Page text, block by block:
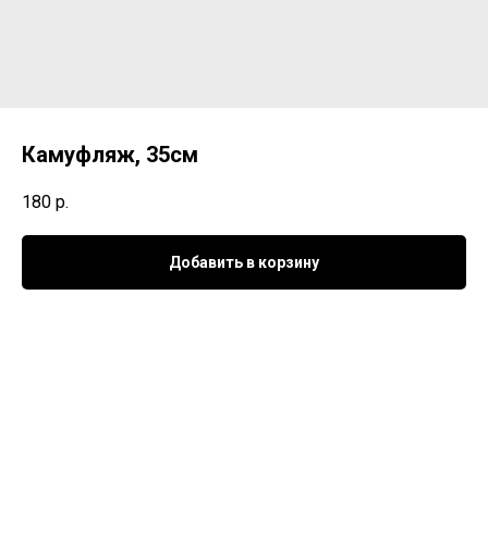
Камуфляж, 35см
180 р.
Добавить в корзину